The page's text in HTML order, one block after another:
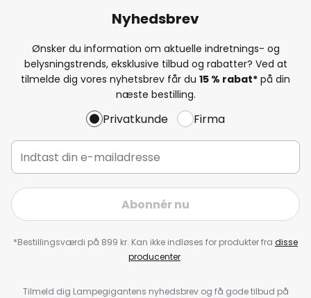
Nyhedsbrev
Ønsker du information om aktuelle indretnings- og
belysningstrends, eksklusive tilbud og rabatter? Ved at
tilmelde dig vores nyhetsbrev får du 15 % rabat* på din
næste bestilling.
Privatkunde Firma
Abonnér nu
*Bestillingsværdi på 899 kr. Kan ikke indløses for produkter fra disse
producenter.
Tilmeld dig Lampegigantens nyhedsbrev og få gode tilbud på